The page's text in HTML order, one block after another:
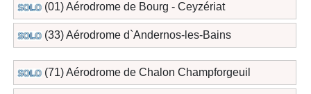
(01) Aérodrome de Bourg - Ceyzériat
(33) Aérodrome d`Andernos-les-Bains
(71) Aérodrome de Chalon Champforgeuil